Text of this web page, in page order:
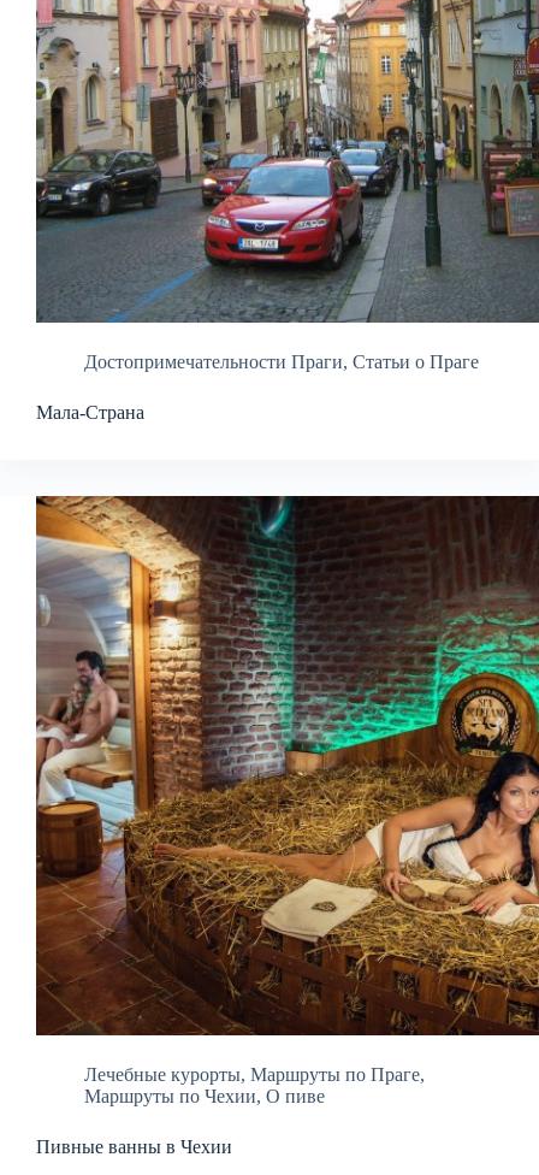
Достопримечательности Праги, Статьи о Праге
Мала-Страна
Лечебные курорты, Маршруты по Праге,
Маршруты по Чехии, О пиве
Пивные ванны в Чехии